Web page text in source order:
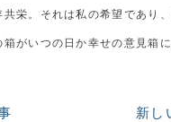
栄。それは私の希望であり、
箱がいつの日か幸せの意見箱
新し